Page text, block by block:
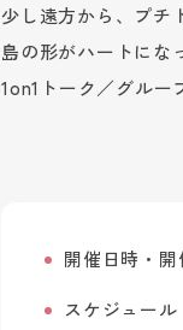
少し遠方から、プチ
島の形がハートにな
1on1トーク／グルー
開催日時・開
スケジュール